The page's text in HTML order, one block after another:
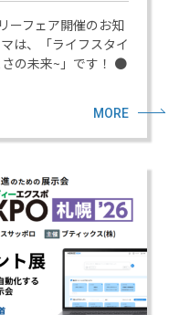
ーフェア開催のお知
は、「ライフスタイ
さの未来~」です！ ●
MORE